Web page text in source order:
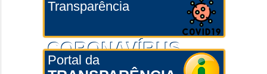
Transparência
CORONAVÍRUS
Portal da